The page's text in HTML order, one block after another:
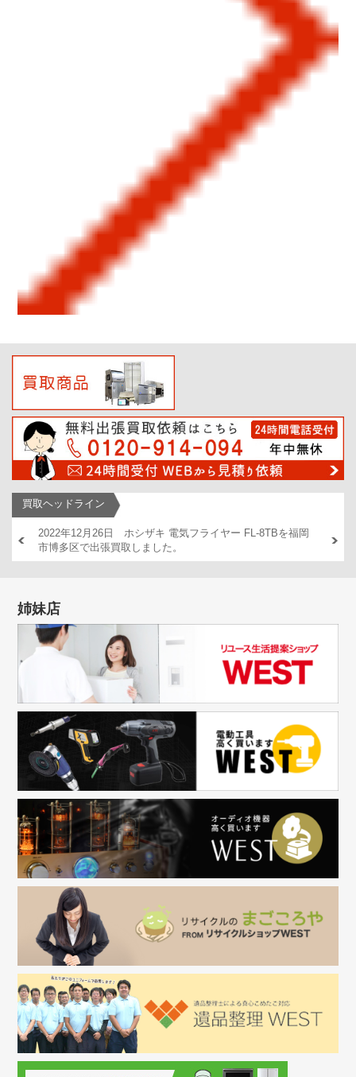
買取ヘッドライン
2022年12月26日 ホシザキ 電気フライヤー FL-8TBを福岡
市博多区で出張買取しました。
出張買
姉妹店